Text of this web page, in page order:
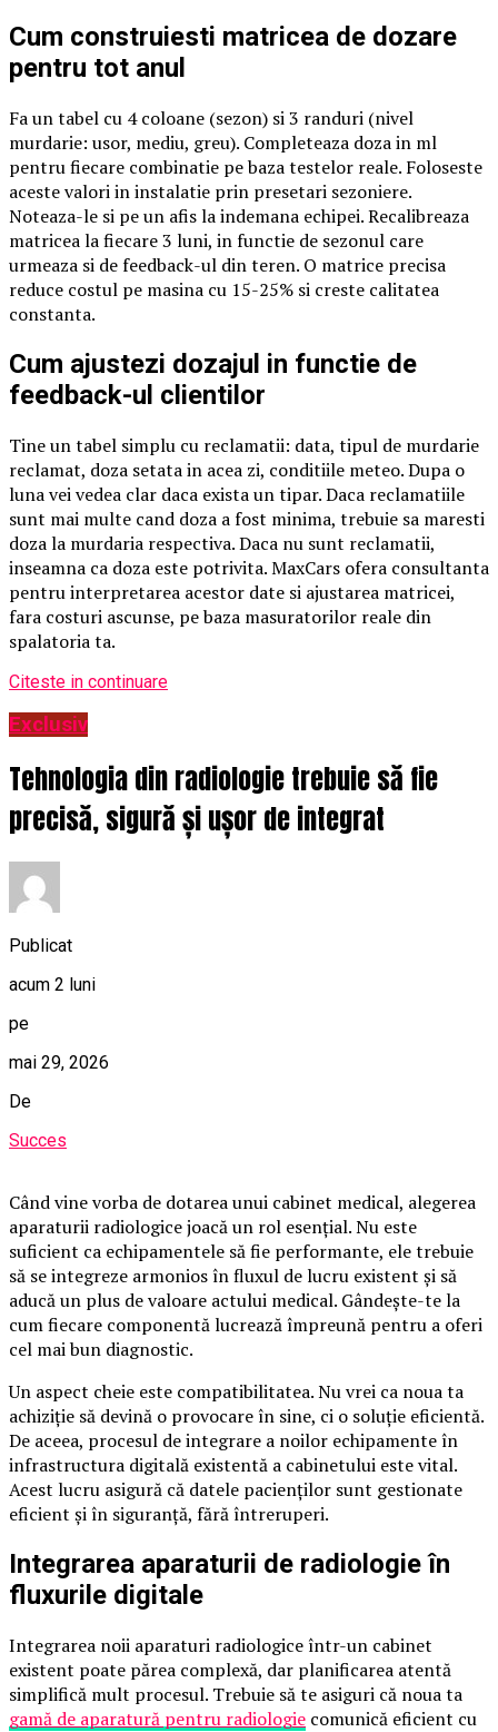
Cum construiesti matricea de dozare
pentru tot anul
Fa un tabel cu 4 coloane (sezon) si 3 randuri (nivel
murdarie: usor, mediu, greu). Completeaza doza in ml
pentru fiecare combinatie pe baza testelor reale. Foloseste
aceste valori in instalatie prin presetari sezoniere.
Noteaza-le si pe un afis la indemana echipei. Recalibreaza
matricea la fiecare 3 luni, in functie de sezonul care
urmeaza si de feedback-ul din teren. O matrice precisa
reduce costul pe masina cu 15-25% si creste calitatea
constanta.
Cum ajustezi dozajul in functie de
feedback-ul clientilor
Tine un tabel simplu cu reclamatii: data, tipul de murdarie
reclamat, doza setata in acea zi, conditiile meteo. Dupa o
luna vei vedea clar daca exista un tipar. Daca reclamatiile
sunt mai multe cand doza a fost minima, trebuie sa maresti
doza la murdaria respectiva. Daca nu sunt reclamatii,
inseamna ca doza este potrivita. MaxCars ofera consultanta
pentru interpretarea acestor date si ajustarea matricei,
fara costuri ascunse, pe baza masuratorilor reale din
spalatoria ta.
Citeste in continuare
Exclusiv
Tehnologia din radiologie trebuie să fie
precisă, sigură și ușor de integrat
Publicat
acum 2 luni
pe
mai 29, 2026
De
Succes
Când vine vorba de dotarea unui cabinet medical, alegerea
aparaturii radiologice joacă un rol esențial. Nu este
suficient ca echipamentele să fie performante, ele trebuie
să se integreze armonios în fluxul de lucru existent și să
aducă un plus de valoare actului medical. Gândește-te la
cum fiecare componentă lucrează împreună pentru a oferi
cel mai bun diagnostic.
Un aspect cheie este compatibilitatea. Nu vrei ca noua ta
achiziție să devină o provocare în sine, ci o soluție eficientă.
De aceea, procesul de integrare a noilor echipamente în
infrastructura digitală existentă a cabinetului este vital.
Acest lucru asigură că datele pacienților sunt gestionate
eficient și în siguranță, fără întreruperi.
Integrarea aparaturii de radiologie în
fluxurile digitale
Integrarea noii aparaturi radiologice într-un cabinet
existent poate părea complexă, dar planificarea atentă
simplifică mult procesul. Trebuie să te asiguri că noua ta
gamă de aparatură pentru radiologie comunică eficient cu